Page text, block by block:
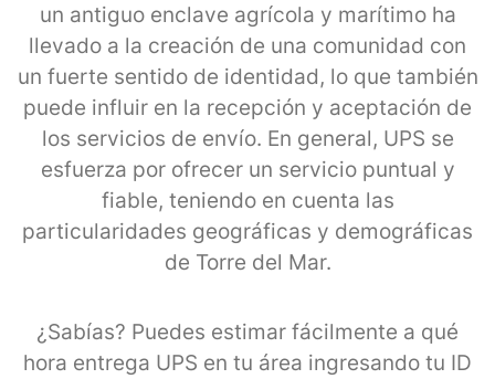
un antiguo enclave agrícola y marítimo ha
llevado a la creación de una comunidad con
un fuerte sentido de identidad, lo que también
puede influir en la recepción y aceptación de
los servicios de envío. En general, UPS se
esfuerza por ofrecer un servicio puntual y
fiable, teniendo en cuenta las
particularidades geográficas y demográficas
de Torre del Mar.
¿Sabías? Puedes estimar fácilmente a qué
hora entrega UPS en tu área ingresando tu ID